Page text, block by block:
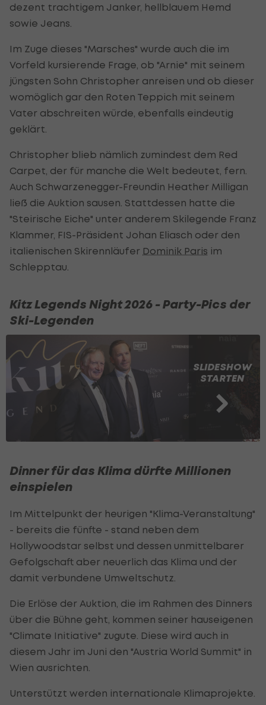
dezent trachtigem Janker, hellblauem Hemd
sowie Jeans.
Im Zuge dieses "Marsches" wurde auch die im
Vorfeld kursierende Frage, ob "Arnie" mit seinem
jüngsten Sohn Christopher anreisen und ob dieser
womöglich gar den Roten Teppich mit seinem
Vater abschreiten würde, ebenfalls eindeutig
geklärt.
Christopher blieb nämlich zumindest dem Red
Carpet, der für manche die Welt bedeutet, fern.
Auch Schwarzenegger-Freundin Heather Milligan
ließ die Auktion sausen. Stattdessen hatte die
"Steirische Eiche" unter anderem Skilegende Franz
Klammer, FIS-Präsident Johan Eliasch oder den
italienischen Skirennläufer Dominik Paris im
Schlepptau.
Kitz Legends Night 2026 - Party-Pics der
Ski-Legenden
SLIDESHOW
STARTEN
Dinner für das Klima dürfte Millionen
einspielen
Im Mittelpunkt der heurigen "Klima-Veranstaltung"
- bereits die fünfte - stand neben dem
Hollywoodstar selbst und dessen unmittelbarer
Gefolgschaft aber neuerlich das Klima und der
damit verbundene Umweltschutz.
Die Erlöse der Auktion, die im Rahmen des Dinners
über die Bühne geht, kommen seiner hauseigenen
"Climate Initiative" zugute. Diese wird auch in
diesem Jahr im Juni den "Austria World Summit" in
Wien ausrichten.
Unterstützt werden internationale Klimaprojekte.